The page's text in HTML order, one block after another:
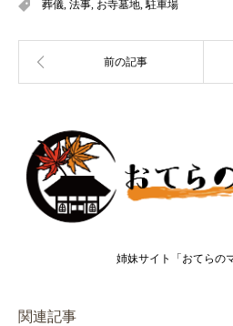
葬儀, 法事, お寺墓地,駐車場
姉妹サイト「おてらの
関連記事